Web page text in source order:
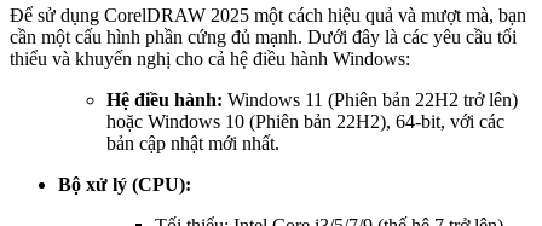
Để sử dụng CorelDRAW 2025 một cách hiệu quả và mượt mà, bạn
cần một cấu hình phần cứng đủ mạnh. Dưới đây là các yêu cầu tối
thiểu và khuyến nghị cho cả hệ điều hành Windows:
Hệ điều hành: Windows 11 (Phiên bản 22H2 trở lên)
hoặc Windows 10 (Phiên bản 22H2), 64-bit, với các
bản cập nhật mới nhất.
Bộ xử lý (CPU):